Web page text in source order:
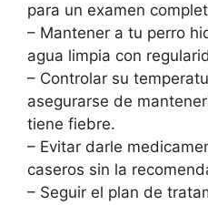
para un examen
– Mantener a tu perro
agua limpia con
– Controlar su
asegurarse de
tiene fiebre.
– Evitar darle
caseros sin la
– Seguir el plan de